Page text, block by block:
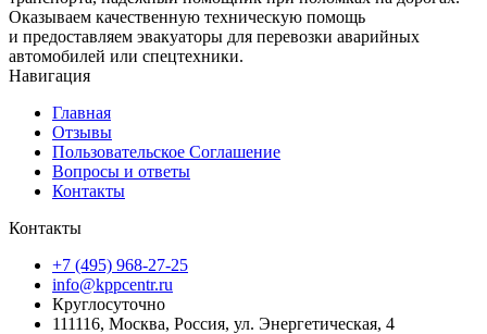
Оказываем качественную техническую помощь
и предоставляем эвакуаторы для перевозки аварийных
автомобилей или спецтехники.
Навигация
Главная
Отзывы
Пользовательское Соглашение
Вопросы и ответы
Контакты
Контакты
+7 (495) 968-27-25
info@kppcentr.ru
Круглосуточно
111116, Москва, Россия, ул. Энергетическая, 4